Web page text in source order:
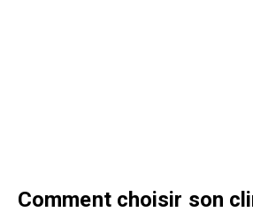
Comment choisir son